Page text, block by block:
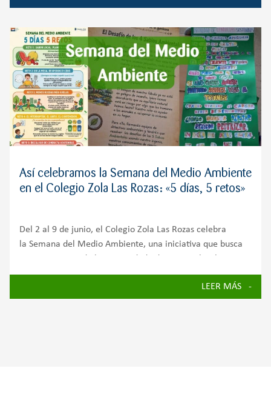
Así celebramos la Semana del Medio Ambiente
en el Colegio Zola Las Rozas: «5 días, 5 retos»
Del 2 al 9 de junio, el Colegio Zola Las Rozas celebra
la Semana del Medio Ambiente, una iniciativa que busca
importancia de cuidar nuestro planeta y avanzar hacia un
LEER MÁS